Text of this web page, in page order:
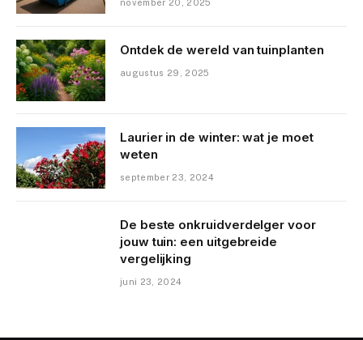
november 20, 2025
Ontdek de wereld van tuinplanten
augustus 29, 2025
Laurier in de winter: wat je moet
weten
september 23, 2024
De beste onkruidverdelger voor
jouw tuin: een uitgebreide
vergelijking
juni 23, 2024